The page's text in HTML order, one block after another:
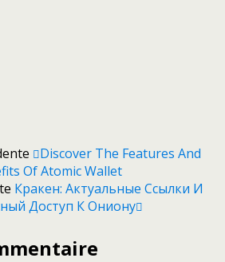
Discover The Features And
Of Atomic Wallet
Кракен: Актуальные Ссылки И
Доступ К Ониону